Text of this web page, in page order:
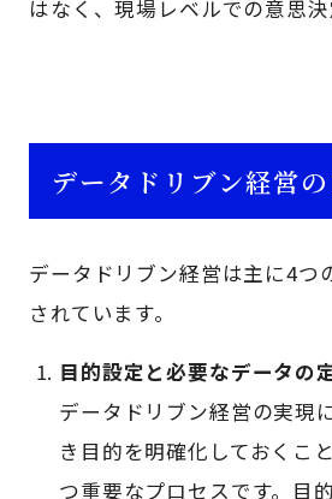
はなく、現場レベルでの意思決
データドリブン経営
データドリブン経営は主に4つ
されています。
目的設定と必要なデータの
データドリブン経営の実現
き目的を明確化しておくこ
つ重要なプロセスです。目